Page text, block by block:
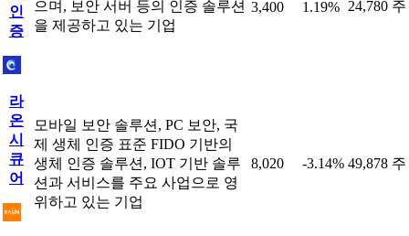
인
증
으며, 보안 서버 등의 인증 솔루션
을 제공하고 있는 기업
3,400 1.19% 24,780 주
라
온
시
큐
어
모바일 보안 솔루션, PC 보안, 국
제 생체 인증 표준 FIDO 기반의
생체 인증 솔루션, IOT 기반 솔루
션과 서비스를 주요 사업으로 영
위하고 있는 기업
8,020 -3.14% 49,878 주